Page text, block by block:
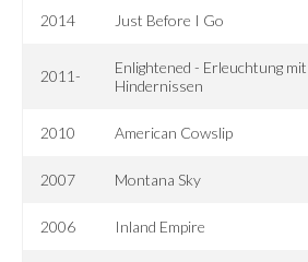
2014 Just Before I Go
2011-
Enlightened - Erleuchtung mit
Hindernissen
2010 American Cowslip
2007 Montana Sky
2006 Inland Empire